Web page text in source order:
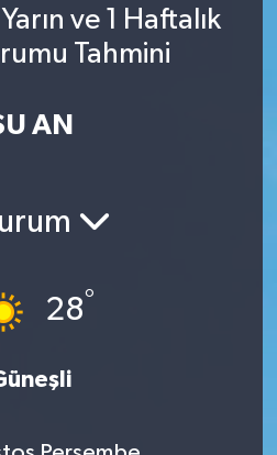
ve 1 Haftalık
Tahmini
AN
28°